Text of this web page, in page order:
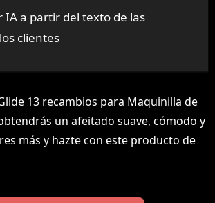
IA a partir del texto de las
clientes
13 recambios para Maquinilla de
un afeitado suave, cómodo y
más y hazte con este producto de